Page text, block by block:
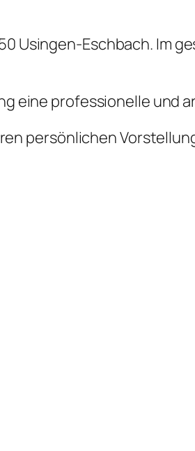
Usingen-Eschbach. Im
eine professionelle und
persönlichen